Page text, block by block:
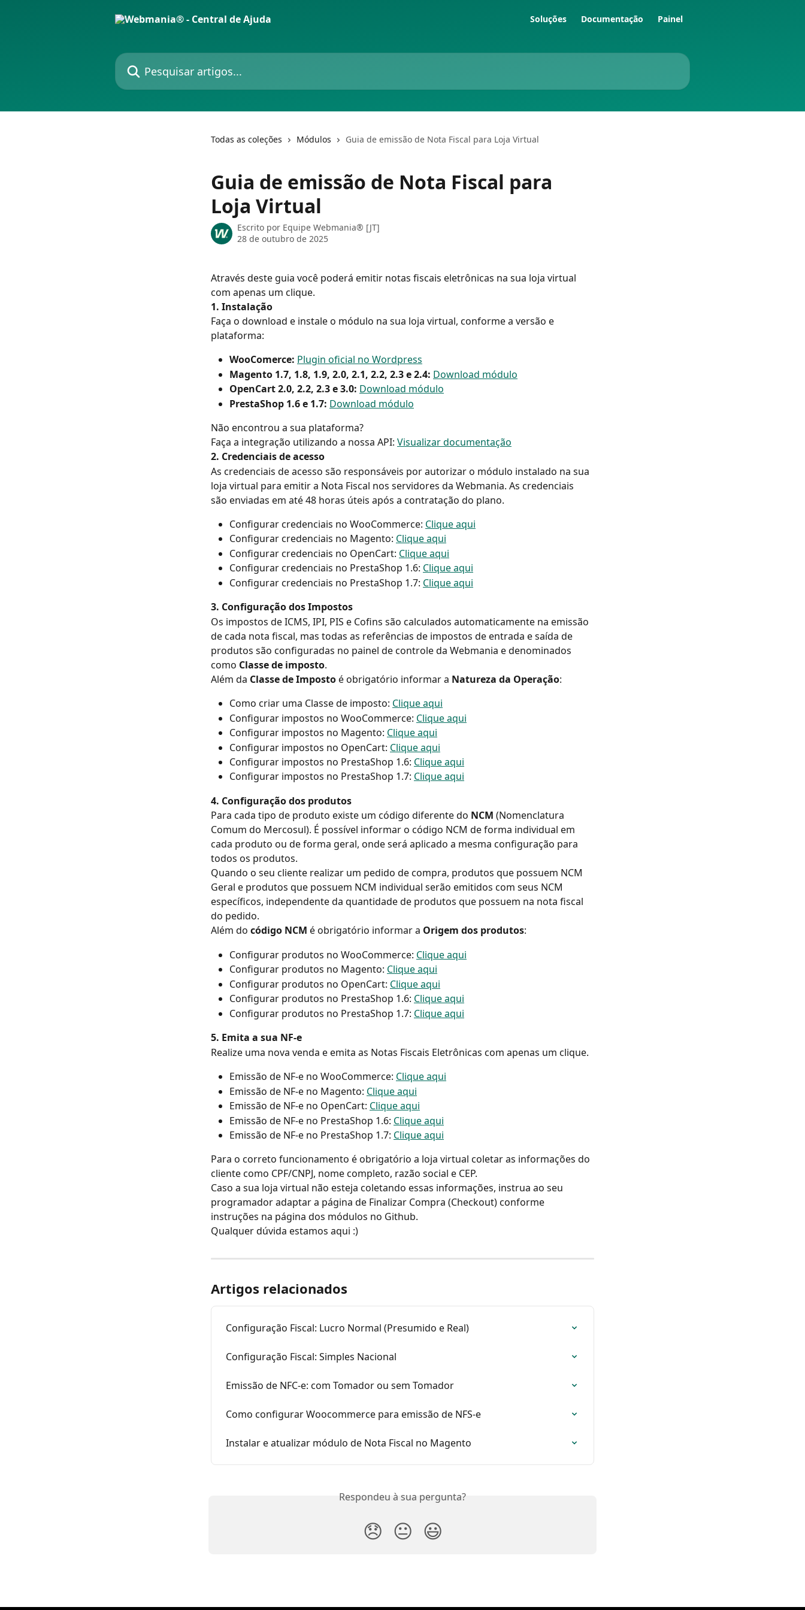
Soluções Documentação Painel
Pesquisar artigos...
Todas as coleções Módulos Guia de emissão de Nota Fiscal para Loja Virtual
Guia de emissão de Nota Fiscal para
Loja Virtual
Escrito por Equipe Webmania® [JT]
28 de outubro de 2025
Através deste guia você poderá emitir notas fiscais eletrônicas na sua loja virtual
com apenas um clique.
1. Instalação
Faça o download e instale o módulo na sua loja virtual, conforme a versão e
plataforma:
WooComerce: Plugin oficial no Wordpress
Magento 1.7, 1.8, 1.9, 2.0, 2.1, 2.2, 2.3 e 2.4: Download módulo
OpenCart 2.0, 2.2, 2.3 e 3.0: Download módulo
PrestaShop 1.6 e 1.7: Download módulo
Não encontrou a sua plataforma?
Faça a integração utilizando a nossa API: Visualizar documentação
2. Credenciais de acesso
As credenciais de acesso são responsáveis por autorizar o módulo instalado na sua
loja virtual para emitir a Nota Fiscal nos servidores da Webmania. As credenciais
são enviadas em até 48 horas úteis após a contratação do plano.
Configurar credenciais no WooCommerce: Clique aqui
Configurar credenciais no Magento: Clique aqui
Configurar credenciais no OpenCart: Clique aqui
Configurar credenciais no PrestaShop 1.6: Clique aqui
Configurar credenciais no PrestaShop 1.7: Clique aqui
3. Configuração dos Impostos
Os impostos de ICMS, IPI, PIS e Cofins são calculados automaticamente na emissão
de cada nota fiscal, mas todas as referências de impostos de entrada e saída de
produtos são configuradas no painel de controle da Webmania e denominados
como Classe de imposto.
Além da Classe de Imposto é obrigatório informar a Natureza da Operação:
Como criar uma Classe de imposto: Clique aqui
Configurar impostos no WooCommerce: Clique aqui
Configurar impostos no Magento: Clique aqui
Configurar impostos no OpenCart: Clique aqui
Configurar impostos no PrestaShop 1.6: Clique aqui
Configurar impostos no PrestaShop 1.7: Clique aqui
4. Configuração dos produtos
Para cada tipo de produto existe um código diferente do NCM (Nomenclatura
Comum do Mercosul). É possível informar o código NCM de forma individual em
cada produto ou de forma geral, onde será aplicado a mesma configuração para
todos os produtos.
Quando o seu cliente realizar um pedido de compra, produtos que possuem NCM
Geral e produtos que possuem NCM individual serão emitidos com seus NCM
específicos, independente da quantidade de produtos que possuem na nota fiscal
do pedido.
Além do código NCM é obrigatório informar a Origem dos produtos:
Configurar produtos no WooCommerce: Clique aqui
Configurar produtos no Magento: Clique aqui
Configurar produtos no OpenCart: Clique aqui
Configurar produtos no PrestaShop 1.6: Clique aqui
Configurar produtos no PrestaShop 1.7: Clique aqui
5. Emita a sua NF-e
Realize uma nova venda e emita as Notas Fiscais Eletrônicas com apenas um clique.
Emissão de NF-e no WooCommerce: Clique aqui
Emissão de NF-e no Magento: Clique aqui
Emissão de NF-e no OpenCart: Clique aqui
Emissão de NF-e no PrestaShop 1.6: Clique aqui
Emissão de NF-e no PrestaShop 1.7: Clique aqui
Para o correto funcionamento é obrigatório a loja virtual coletar as informações do
cliente como CPF/CNPJ, nome completo, razão social e CEP.
Caso a sua loja virtual não esteja coletando essas informações, instrua ao seu
programador adaptar a página de Finalizar Compra (Checkout) conforme
instruções na página dos módulos no Github.
Qualquer dúvida estamos aqui :)
Artigos relacionados
Configuração Fiscal: Lucro Normal (Presumido e Real)
Configuração Fiscal: Simples Nacional
Emissão de NFC-e: com Tomador ou sem Tomador
Como configurar Woocommerce para emissão de NFS-e
Instalar e atualizar módulo de Nota Fiscal no Magento
Respondeu à sua pergunta?
😞 😐 😃